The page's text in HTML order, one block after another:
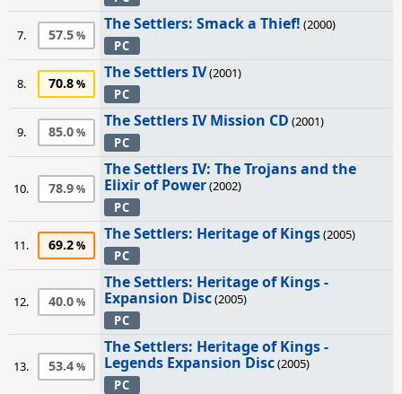
7. 57.5
The Settlers: Smack a Thief! (2000)
PC
8. 70.8
The Settlers IV(2001)
PC
9. 85.0
The Settlers IV Mission CD (2001)
PC
10. 78.9
The Settlers IV: The Trojans and the
Elixir of Power(2002)
PC
11. 69.2
The Settlers: Heritage of Kings(2005)
PC
12. 40.0
The Settlers: Heritage of Kings -
Expansion Disc(2005)
PC
13. 53.4
The Settlers: Heritage of Kings -
Legends Expansion Disc(2005)
PC